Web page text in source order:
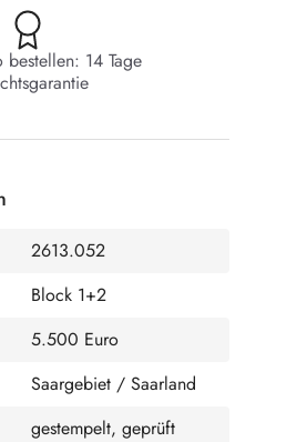
bestellen: 14 Tage
2613.052
Block 1+2
5.500 Euro
Saargebiet / Saarland
gestempelt, geprüft